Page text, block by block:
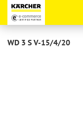
WD 3 S V-15/4/20